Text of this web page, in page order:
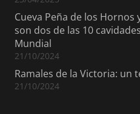
Cueva Peña de los Hornos
son dos de las 10
Mundial
21/10/2024
Ramales de la Victoria:
21/10/2024